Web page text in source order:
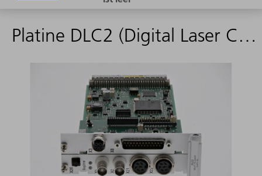
Platine DLC2 (Digital Laser Control 2)